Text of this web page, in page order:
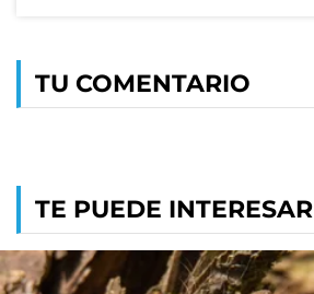
TU COMENTARIO
TE PUEDE INTERESAR